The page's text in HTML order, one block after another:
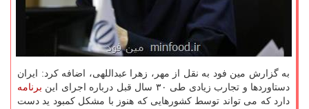
به گزارش مین فود به نقل از مهر، زهرا عبداللهی، اضافه كرد: ایران
دستاوردها و تجارب زیادی طی ۳۰ سال قبل درباره اجرای این
برنامه
دارد كه می تواند توسط كشورهایی كه هنوز با مشكل كمبود ید دست